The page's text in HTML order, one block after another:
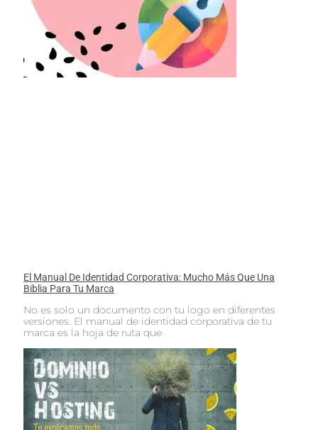
El Manual De Identidad Corporativa: Mucho Más Que Una
Biblia Para Tu Marca
No es solo un documento con tu logo en diferentes
versiones. El manual de identidad corporativa de tu
marca es la hoja de ruta que